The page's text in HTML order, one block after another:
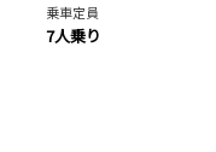
乗車定員
7人乗り